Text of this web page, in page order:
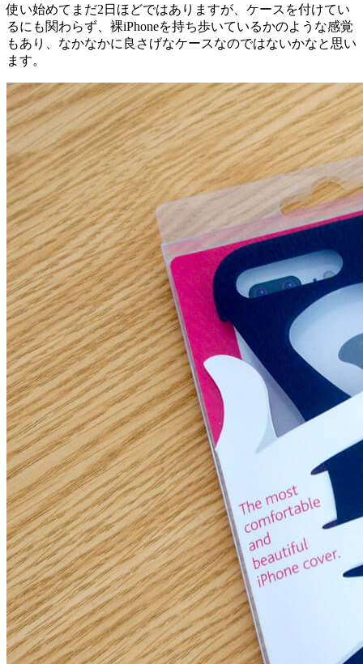
使い始めてまだ2日ほどではありますが、ケースを付けてい
るにも関わらず、裸iPhoneを持ち歩いているかのような感覚
もあり、なかなかに良さげなケースなのではないかなと思い
ます。